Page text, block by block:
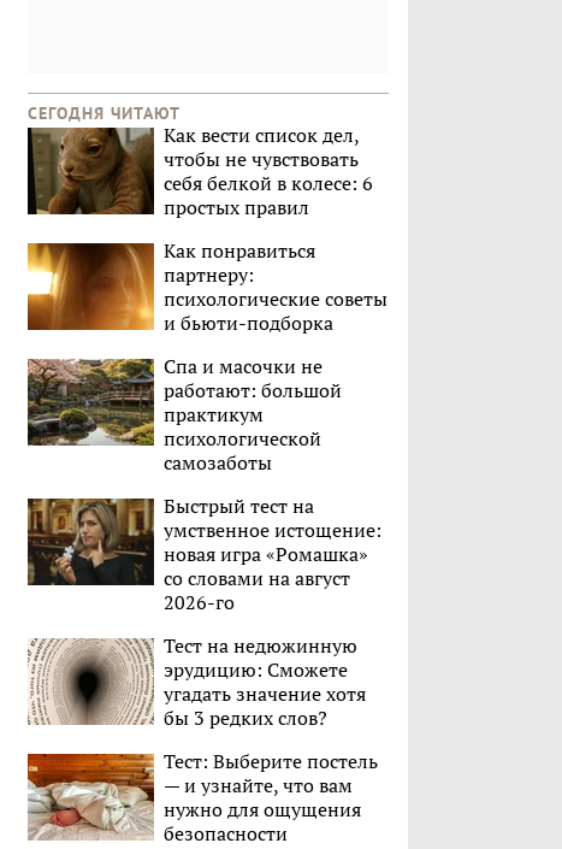
СЕГОДНЯ ЧИТАЮТ
Как вести список дел,
чтобы не чувствовать
себя белкой в колесе: 6
простых правил
Как понравиться
партнеру:
психологические советы
и бьюти-подборка
Спа и масочки не
работают: большой
практикум
психологической
самозаботы
Быстрый тест на
умственное истощение:
новая игра «Ромашка»
со словами на август
2026-го
Тест на недюжинную
эрудицию: Сможете
угадать значение хотя
бы 3 редких слов?
Тест: Выберите постель
— и узнайте, что вам
нужно для ощущения
безопасности